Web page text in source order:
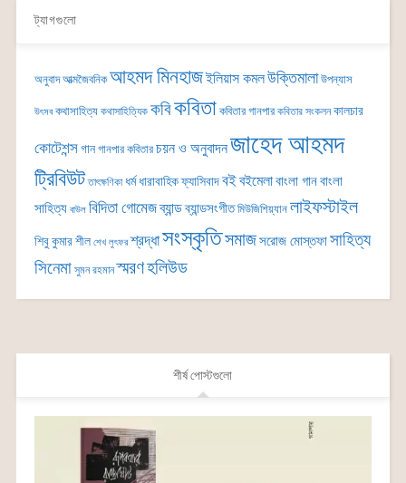
ট্যাগগুলো
অনুবাদ আত্মজৈবনিক আহমদ মিনহাজইলিয়াস কমলউক্তিমালা উপন্যাস
উৎসব কথাসাহিত্য কথাসাহিত্যিক কবিকবিতা কবিতার গানপার কবিতার সংকলন কালচার
কোটেশন্সগান গানপার কবিতার চয়ন ও অনুবাদনজাহেদ আহমদ
ট্রিবিউট তাৎক্ষণিকা ধর্ম ধারাবাহিকফ্যাসিবাদবইবইমেলাবাংলা গানবাংলা
সাহিত্য বাউল বিদিতা গোমেজব্যান্ডব্যান্ডসংগীত মিউজিশিয়্যান লাইফস্টাইল
শিবু কুমার শীল শেখ লুৎফর শ্রদ্ধাসংস্কৃতিসমাজসরোজ মোস্তফাসাহিত্য
সিনেমা সুমন রহমান স্মরণহলিউড
শীর্ষ পোস্টগুলো